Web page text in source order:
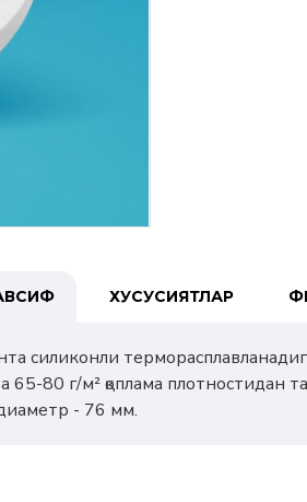
ХУСУСИЯТЛАР
силиконли
80 г/м² қоплама плотностидан
- 76 мм.